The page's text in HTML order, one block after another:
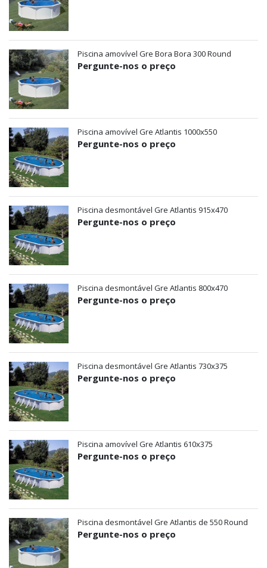
Piscina amovível Gre Bora Bora 300 Round
Pergunte-nos o preço
Piscina amovível Gre Atlantis 1000x550
Pergunte-nos o preço
Piscina desmontável Gre Atlantis 915x470
Pergunte-nos o preço
Piscina desmontável Gre Atlantis 800x470
Pergunte-nos o preço
Piscina desmontável Gre Atlantis 730x375
Pergunte-nos o preço
Piscina amovível Gre Atlantis 610x375
Pergunte-nos o preço
Piscina desmontável Gre Atlantis de 550 Round
Pergunte-nos o preço